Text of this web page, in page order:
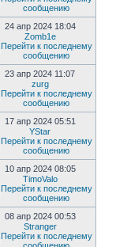
24 апр 2024 18:04
Zomb1e
23 апр 2024 11:07
zurg
17 апр 2024 05:51
YStar
10 апр 2024 08:05
TimoValo
08 апр 2024 00:53
Stranger